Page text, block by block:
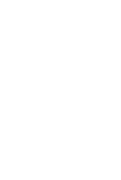
la Copa de la
se basaba
a la selección